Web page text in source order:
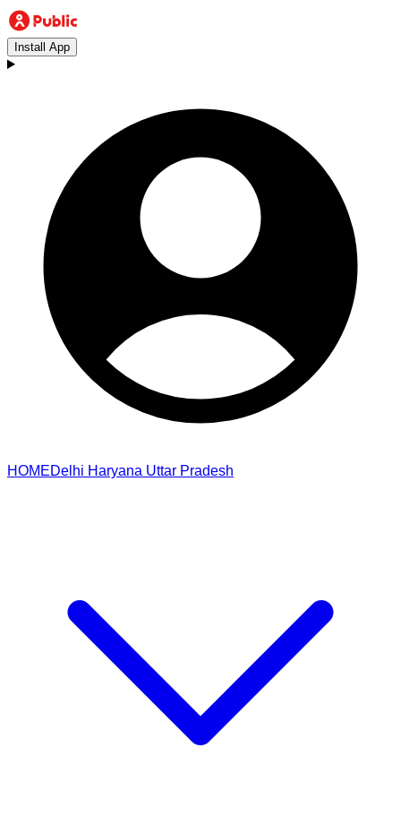
Install App
HOMEDelhi Haryana Uttar Pradesh